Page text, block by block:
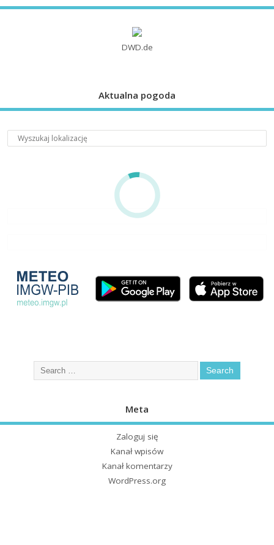
DWD.de
Aktualna pogoda
Meta
Zaloguj się
Kanał wpisów
Kanał komentarzy
WordPress.org